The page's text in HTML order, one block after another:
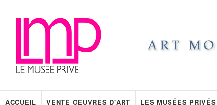
ACCUEIL VENTE OEUVRES D'ART LES MUSÉES PRIVÉS